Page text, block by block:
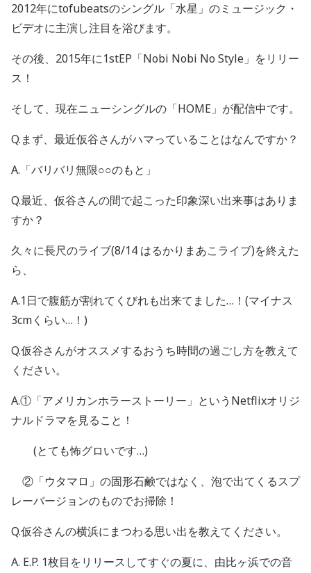
2012年にtofubeatsのシングル「水星」のミュージック・
ビデオに主演し注目を浴びます。
その後、 2015年に1stEP 「Nobi Nobi No Style 」をリリー
ス！
そして、現在ニューシングルの「HOME 」が配信中です。
Q.まず、最近仮谷さんがハマっていることはなんですか？
A.「バリバリ無限○○のもと」
Q.最近、仮谷さんの間で起こった印象深い出来事はありま
すか？
久々に長尺のライブ(8/14 はるかりまあこライブ)を終えた
ら、
A.1日で腹筋が割れてくびれも出来てました…！ (マイナス
3cmくらい…！ )
Q.仮谷さんがオススメするおうち時間の過ごし方を教えて
ください。
A.①「アメリカンホラーストーリー」という Netflixオリジ
ナルドラマを見ること！
(とても怖グロいです…)
②「ウタマロ」の固形石鹸ではなく、泡で出てくるスプ
レーバージョンのものでお掃除！
Q.仮谷さんの横浜にまつわる思い出を教えてください。
A. E.P. 1枚目をリリースしてすぐの夏に、由比ヶ浜での音